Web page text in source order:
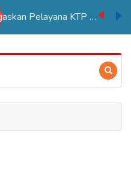
Kadisdukcapil Merauke Tegaskan Pelayana KTP Sesuai SOP